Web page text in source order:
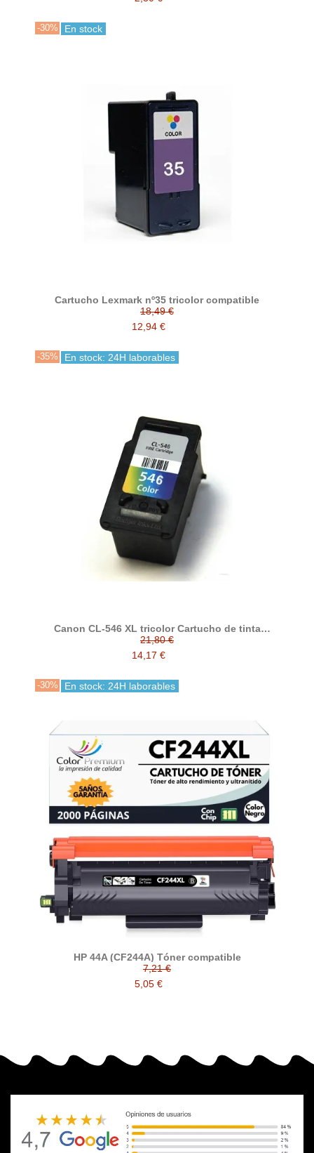
-30% En stock
Cartucho Lexmark nº35 tricolor compatible
18,49 €
12,94 €
-35% En stock: 24H laborables
Canon CL-546 XL tricolor Cartucho de tinta
Compatible
21,80 €
14,17 €
-30% En stock: 24H laborables
HP 44A (CF244A) Tóner compatible
7,21 €
5,05 €